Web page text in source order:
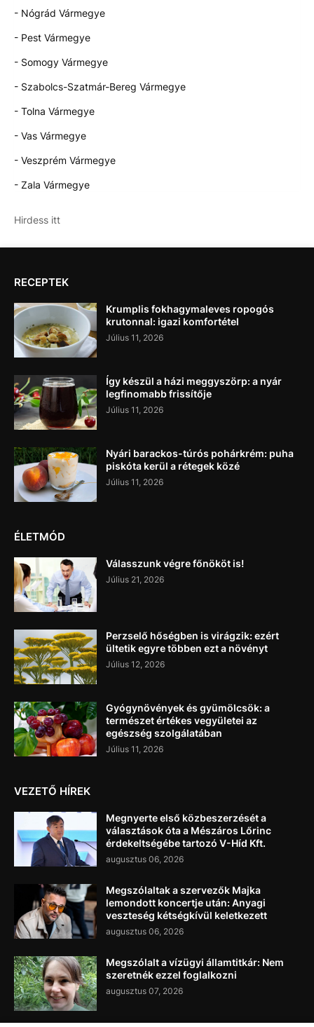
- Nógrád Vármegye
- Pest Vármegye
- Somogy Vármegye
- Szabolcs-Szatmár-Bereg Vármegye
- Tolna Vármegye
- Vas Vármegye
- Veszprém Vármegye
- Zala Vármegye
Hirdess itt
RECEPTEK
Krumplis fokhagymaleves ropogós
krutonnal: igazi komfortétel
Július 11, 2026
Így készül a házi meggyszörp: a nyár
legfinomabb frissítője
Július 11, 2026
Nyári barackos-túrós pohárkrém: puha
piskóta kerül a rétegek közé
Július 11, 2026
ÉLETMÓD
Válasszunk végre főnököt is!
Július 21, 2026
Perzselő hőségben is virágzik: ezért
ültetik egyre többen ezt a növényt
Július 12, 2026
Gyógynövények és gyümölcsök: a
természet értékes vegyületei az
egészség szolgálatában
Július 11, 2026
VEZETŐ HÍREK
Megnyerte első közbeszerzését a
választások óta a Mészáros Lőrinc
érdekeltségébe tartozó V-Híd Kft.
augusztus 06, 2026
Megszólaltak a szervezők Majka
lemondott koncertje után: Anyagi
veszteség kétségkívül keletkezett
augusztus 06, 2026
Megszólalt a vízügyi államtitkár: Nem
szeretnék ezzel foglalkozni
augusztus 07, 2026